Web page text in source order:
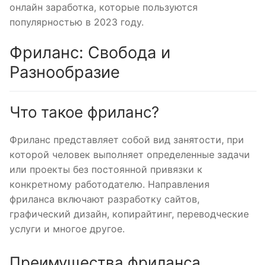
онлайн заработка, которые пользуются
популярностью в 2023 году.
Фриланс: Свобода и
Разнообразие
Что такое фриланс?
Фриланс представляет собой вид занятости, при
которой человек выполняет определенные задачи
или проекты без постоянной привязки к
конкретному работодателю. Направления
фриланса включают разработку сайтов,
графический дизайн, копирайтинг, переводческие
услуги и многое другое.